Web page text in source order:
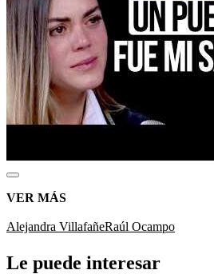
VER MÁS
Alejandra VillafañeRaúl Ocampo
Le puede interesar